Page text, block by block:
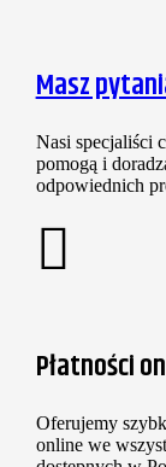
Masz
Nasi specjaliści
pomogą i
odpowiednich
Płatności
Oferujemy
online we